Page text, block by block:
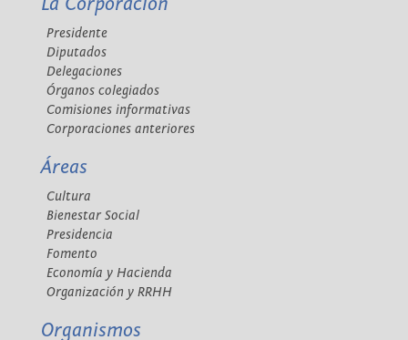
Presidente
Diputados
Delegaciones
Órganos colegiados
Comisiones informativas
Corporaciones anteriores
Áreas
Cultura
Bienestar Social
Presidencia
Fomento
Economía y Hacienda
Organización y RRHH
Organismos